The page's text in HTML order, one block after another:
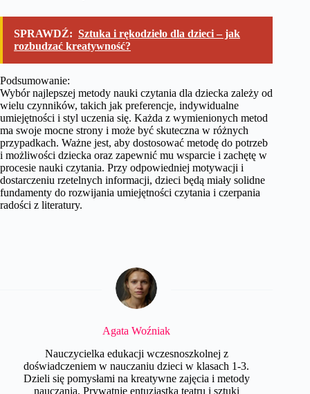
SPRAWDŹ: Sztuka i rękodzieło dla dzieci – jak
rozbudzać kreatywność?
Podsumowanie:
Wybór najlepszej metody nauki czytania dla dziecka zależy od
wielu czynników, takich jak preferencje, indywidualne
umiejętności i styl uczenia się. Każda z wymienionych metod
ma swoje mocne strony i może być skuteczna w różnych
przypadkach. Ważne jest, aby dostosować metodę do potrzeb
i możliwości dziecka oraz zapewnić mu wsparcie i zachętę w
procesie nauki czytania. Przy odpowiedniej motywacji i
dostarczeniu rzetelnych informacji, dzieci będą miały solidne
fundamenty do rozwijania umiejętności czytania i czerpania
radości z literatury.
Agata Woźniak
Nauczycielka edukacji wczesnoszkolnej z
doświadczeniem w nauczaniu dzieci w klasach 1-3.
Dzieli się pomysłami na kreatywne zajęcia i metody
nauczania. Prywatnie entuzjastka teatru i sztuki